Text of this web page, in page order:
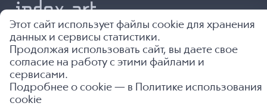
Этот сайт использует файлы cookie для хранения
данных и сервисы статистики.
Продолжая использовать сайт, вы даете свое
согласие на работу с этими файлами и
сервисами.
Подробнее о cookie — в
Политике использования
cookie